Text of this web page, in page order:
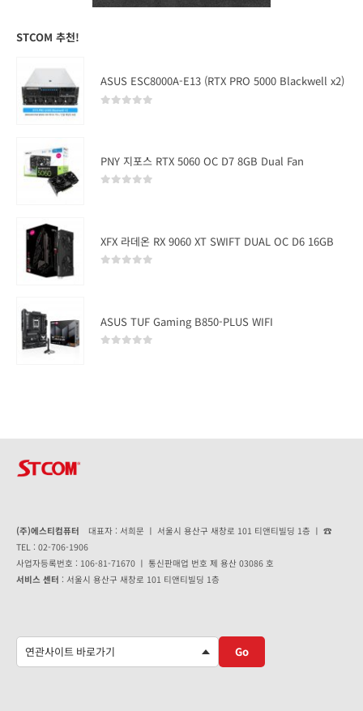
STCOM 추천!
ASUS ESC8000A-E13 (RTX PRO 5000 Blackwell x2)
PNY 지포스 RTX 5060 OC D7 8GB Dual Fan
XFX 라데온 RX 9060 XT SWIFT DUAL OC D6 16GB
ASUS TUF Gaming B850-PLUS WIFI
(주)에스티컴퓨터 대표자 : 서희문 ㅣ 서울시 용산구 새창로 101 티앤티빌딩 1층 ㅣ ☎
TEL : 02-706-1906
사업자등록번호 : 106-81-71670 ㅣ 통신판매업 번호 제 용산 03086 호
서비스 센터 : 서울시 용산구 새창로 101 티앤티빌딩 1층
Go